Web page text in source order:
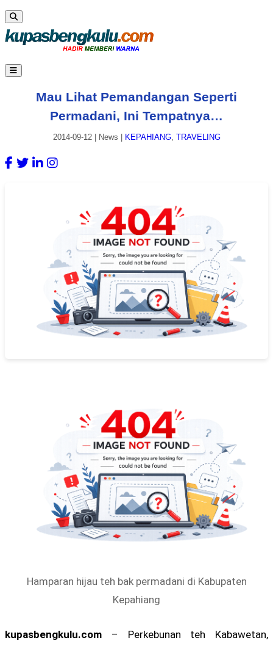
Mau Lihat Pemandangan Seperti
Permadani, Ini Tempatnya…
2014-09-12| News KEPAHIANG, TRAVELING
Hamparan hijau teh bak permadani di Kabupaten
Kepahiang
kupasbengkulu.com – Perkebunan teh Kabawetan,